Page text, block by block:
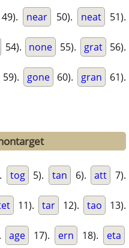
49). near 50). neat 51).
54). none 55). grat 56).
59). gone 60). gran 61).
tog 5). tan 6). att 7).
11). tar 12). tao 13).
age 17). ern 18). eta